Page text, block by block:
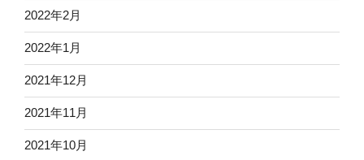
2022年2月
2022年1月
2021年12月
2021年11月
2021年10月